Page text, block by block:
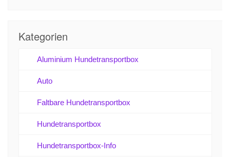
Kategorien
Aluminium Hundetransportbox
Auto
Faltbare Hundetransportbox
Hundetransportbox
Hundetransportbox-Info